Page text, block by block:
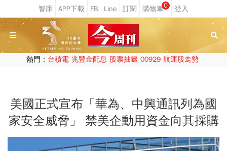
0
熱門： 台積電 兆豐金配息 股票抽籤 00929 航運股走勢
美國正式宣布「華為、中興通訊列為國
家安全威脅」 禁美企動用資金向其採購